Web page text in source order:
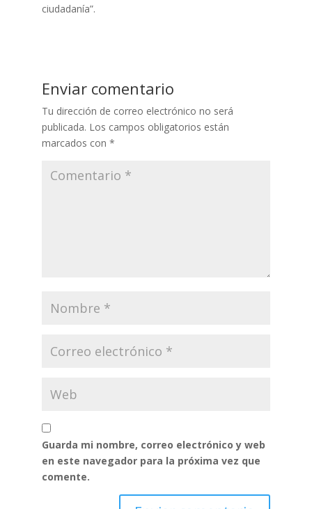
ciudadanía”.
Enviar comentario
Tu dirección de correo electrónico no será
publicada. Los campos obligatorios están
marcados con *
Guarda mi nombre, correo electrónico y web
en este navegador para la próxima vez que
comente.